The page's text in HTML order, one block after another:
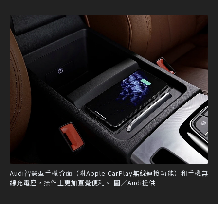
Audi智慧型手機介面（附Apple CarPlay無線連接功能）和手機無
線充電座，操作上更加直覺便利。 圖／Audi提供